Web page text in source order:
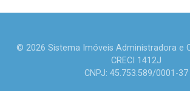
© 2026 Sistema Imóveis Administradora e
CRECI 1412J
CNPJ: 45.753.589/0001-37